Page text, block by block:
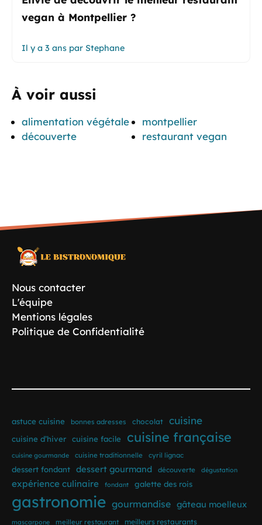
vegan à Montpellier ?
Il y a 3 ans par Stephane
À voir aussi
alimentation végétale
découverte
montpellier
restaurant vegan
Nous contacter
L'équipe
Mentions légales
Politique de Confidentialité
astuce cuisine bonnes adresses chocolat cuisine
cuisine d’hiver cuisine facile cuisine française
cuisine gourmande cuisine traditionnelle cyril lignac
dessert fondant dessert gourmand découverte dégustation
expérience culinaire fondant galette des rois
gastronomie gourmandise gâteau moelleux
mascarpone meilleur restaurant meilleurs restaurants